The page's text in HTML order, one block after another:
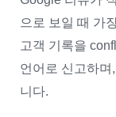
으로 보일 때 가
고객 기록을
언어로 신고하며
니다.